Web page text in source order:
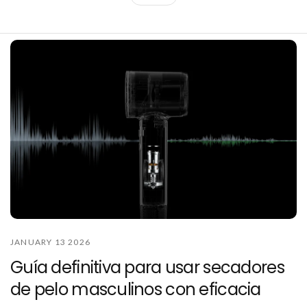
JANUARY 13 2026
Guía definitiva para usar secadores
de pelo masculinos con eficacia